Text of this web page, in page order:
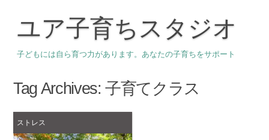
ユア子育ちスタジオ
子どもには自ら育つ力があります。あなたの子育ちをサポート
Tag Archives:子育てクラス
ストレス